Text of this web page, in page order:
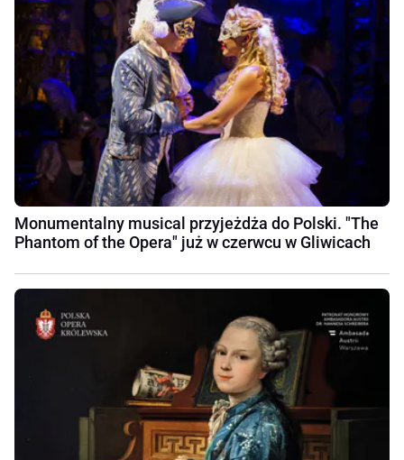
Monumentalny musical przyjeżdża do Polski. "The
Phantom of the Opera" już w czerwcu w Gliwicach